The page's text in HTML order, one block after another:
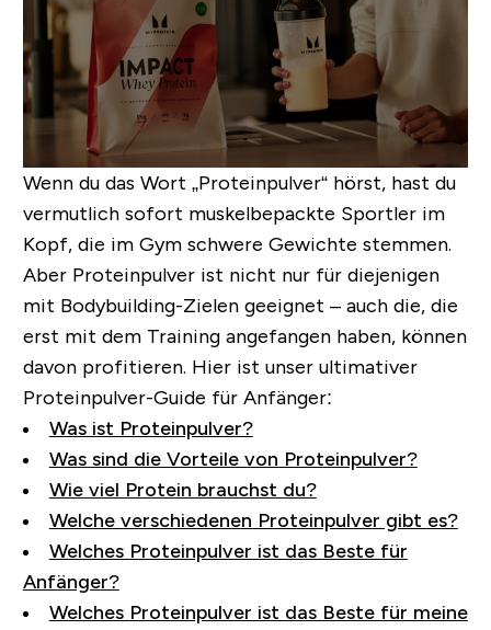
Wenn du das Wort „Proteinpulver“ hörst, hast du
vermutlich sofort muskelbepackte Sportler im
Kopf, die im Gym schwere Gewichte stemmen.
Aber Proteinpulver ist nicht nur für diejenigen
mit Bodybuilding-Zielen geeignet – auch die, die
erst mit dem Training angefangen haben, können
davon profitieren. Hier ist unser ultimativer
Proteinpulver-Guide für Anfänger:
Was ist Proteinpulver?
Was sind die Vorteile von Proteinpulver?
Wie viel Protein brauchst du?
Welche verschiedenen Proteinpulver gibt es?
Welches Proteinpulver ist das Beste für
Anfänger?
Welches Proteinpulver ist das Beste für meine